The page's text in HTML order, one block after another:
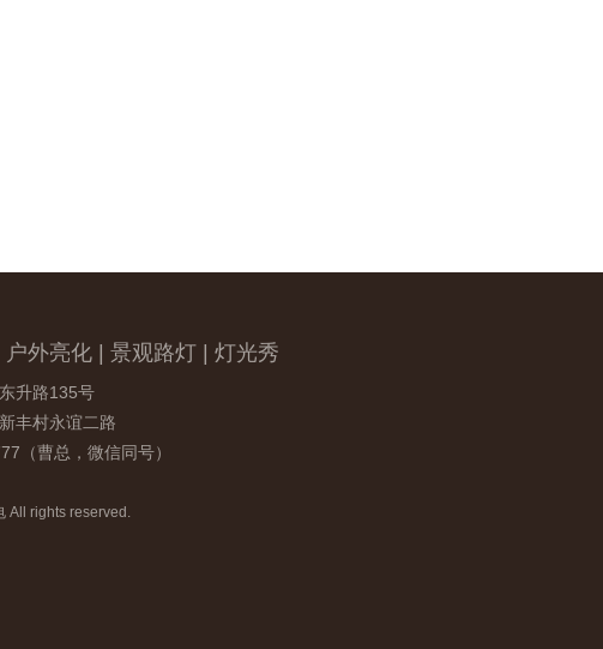
外亮化 | 景观路灯 | 灯光秀
升路135号
丰村永谊二路
（曹总，微信同号）
All rights reserved.